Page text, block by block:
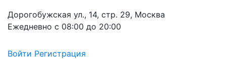
Дорогобужская ул., 14, стр. 29, Москва
Ежедневно с 08:00 до 20:00
Войти Регистрация